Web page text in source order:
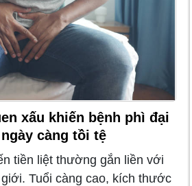
xấu khiến bệnh phì đại
càng tồi tệ
tiền liệt thường gắn liền với
Tuổi càng cao, kích thước